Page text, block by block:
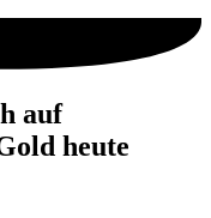
auf
heute